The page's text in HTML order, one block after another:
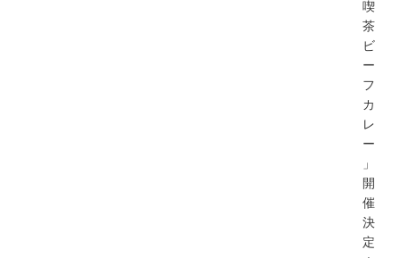
喫
茶
ビ
ー
フ
カ
レ
ー
」
開
催
決
定